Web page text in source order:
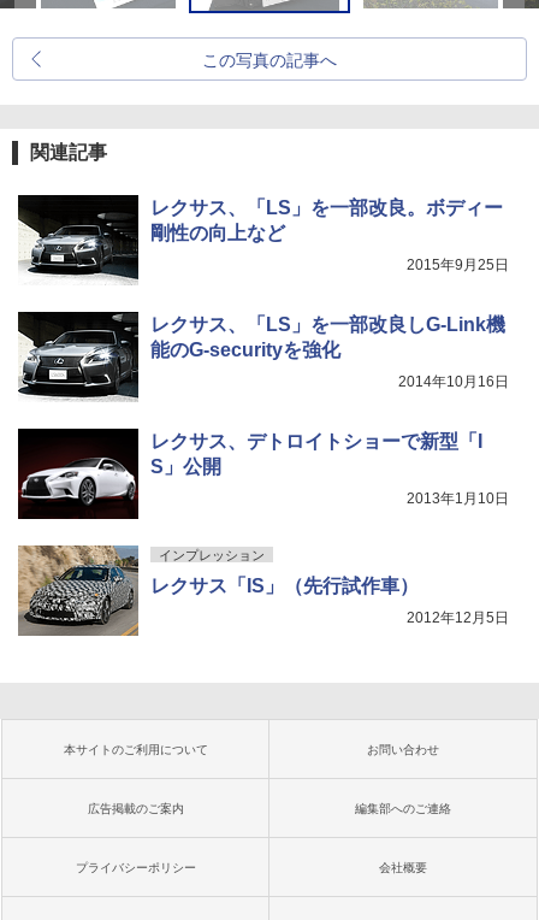
この写真の記事へ
関連記事
レクサス、「LS」を一部改良。ボディー
剛性の向上など
2015年9月25日
レクサス、「LS」を一部改良しG-Link機
能のG-securityを強化
2014年10月16日
レクサス、デトロイトショーで新型「I
S」公開
2013年1月10日
インプレッション
レクサス「IS」（先行試作車）
2012年12月5日
本サイトのご利用について お問い合わせ
広告掲載のご案内 編集部へのご連絡
プライバシーポリシー 会社概要